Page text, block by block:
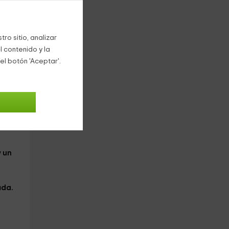
sitio, analizar
contenido y la
botón 'Aceptar'.
un